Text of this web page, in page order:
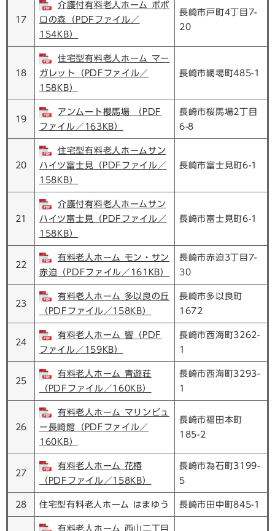
17
介護付有料老人ホーム ポポ
ロの森（PDFファイル／
154KB）
長崎市戸町4丁目7-
20
18
住宅型有料老人ホーム マー
ガレット（PDFファイル／
158KB）
長崎市網場町485-1
19
アンムート櫻馬場 （PDF
ファイル／163KB）
長崎市桜馬場2丁目
6-8
20
住宅型有料老人ホームサン
ハイツ富士見（PDFファイル／
158KB）
長崎市富士見町6-1
21
介護付有料老人ホームサン
ハイツ富士見（PDFファイル／
158KB）
長崎市富士見町6-1
22
有料老人ホーム モン・サン
赤迫（PDFファイル／161KB）
長崎市赤迫3丁目7-
30
23
有料老人ホーム 多以良の丘
（PDFファイル／158KB）
長崎市多以良町
1672
24
有料老人ホーム 響（PDF
ファイル／159KB）
長崎市西海町3262-
1
25
有料老人ホーム 青遊荘
（PDFファイル／160KB）
長崎市西海町3293-
1
26
有料老人ホーム マリンビュ
ー長崎館（PDFファイル／
160KB）
長崎市福田本町
185-2
27
有料老人ホーム 花椿
（PDFファイル／158KB）
長崎市為石町3199-
5
28 住宅型有料老人ホーム はまゆう 長崎市田中町845-1
有料老人ホーム 西山二丁目